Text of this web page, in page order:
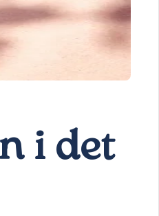
i det